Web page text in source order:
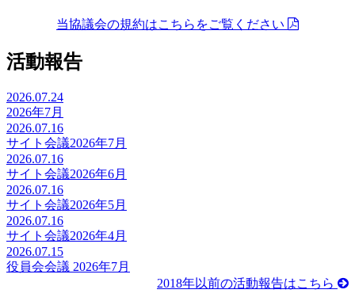
当協議会の規約はこちらをご覧ください
活動報告
2026.07.24
2026年7月
2026.07.16
サイト会議2026年7月
2026.07.16
サイト会議2026年6月
2026.07.16
サイト会議2026年5月
2026.07.16
サイト会議2026年4月
2026.07.15
役員会会議 2026年7月
2018年以前の活動報告はこちら